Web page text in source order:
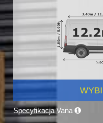
Specyfikacja Vana